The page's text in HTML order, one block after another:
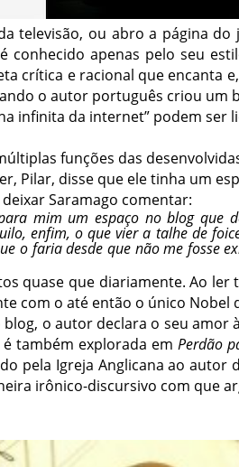
televisão, ou abro a página
conhecido apenas pelo seu
crítica e racional que encanta
o autor português criou um
infinita da internet” podem ser
funções das
Pilar, disse que ele tinha um
Saramago comentar:
mim um espaço no blog que
enfim, o que vier a talhe de
o faria desde que não me fosse
quase que diariamente. Ao
com o até então o único
o autor declara o seu amor
também explorada em Perdão
pela Igreja Anglicana ao autor
irônico-discursivo com que